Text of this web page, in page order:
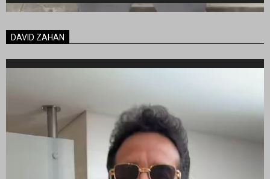
DAVID ZAHAN
Reproductor